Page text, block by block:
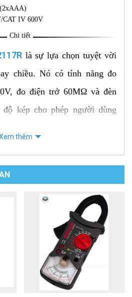
CAT IV 600V
Chi tiết
là sự lựa chọn tuyệt vời
chiều. Nó có tính năng đo
đo điện trở 60MΩ và đèn
kép cho phép người dùng
ứng dụng đo lường
CE/UKCA phê duyệt và có
II 1000V / CAT III 600V với
1000V.
của Ampe kìm UNI-T
thêm